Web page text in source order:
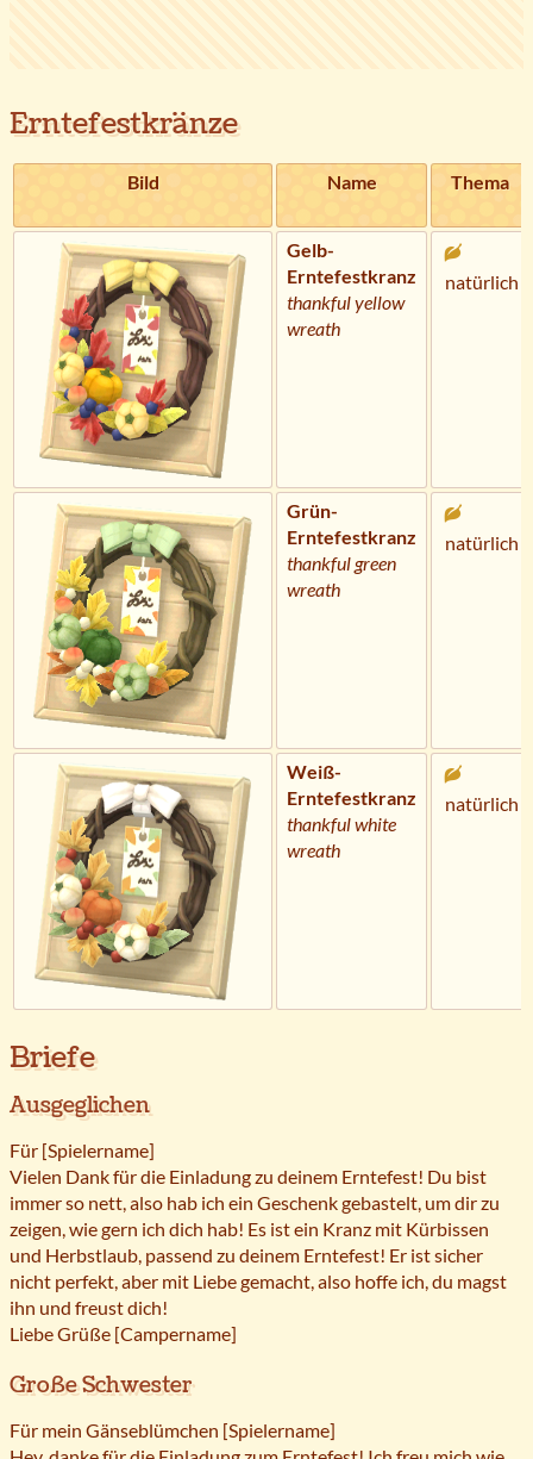
Erntefestkränze
Bild Name Thema
Gelb-
Erntefestkranz
thankful yellow
wreath
natürlich
Grün-
Erntefestkranz
thankful green
wreath
natürlich
Weiß-
Erntefestkranz
thankful white
wreath
natürlich
Briefe
Ausgeglichen
Für [Spielername]
Vielen Dank für die Einladung zu deinem Erntefest! Du bist
immer so nett, also hab ich ein Geschenk gebastelt, um dir zu
zeigen, wie gern ich dich hab! Es ist ein Kranz mit Kürbissen
und Herbstlaub, passend zu deinem Erntefest! Er ist sicher
nicht perfekt, aber mit Liebe gemacht, also hoffe ich, du magst
ihn und freust dich!
Liebe Grüße [Campername]
Große Schwester
Für mein Gänseblümchen [Spielername]